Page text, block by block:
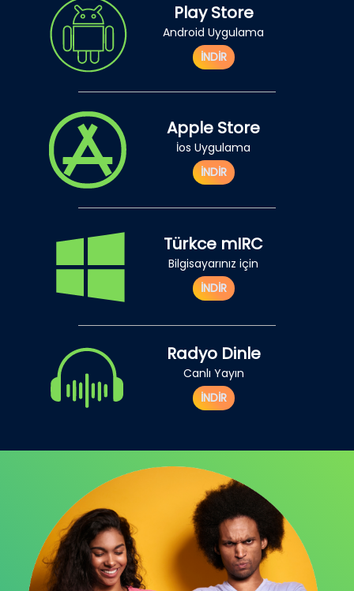
Play Store
Android Uygulama
İNDİR
Apple Store
İos Uygulama
İNDİR
Türkce mIRC
Bilgisayarınız için
İNDİR
Radyo Dinle
Canlı Yayın
İNDİR